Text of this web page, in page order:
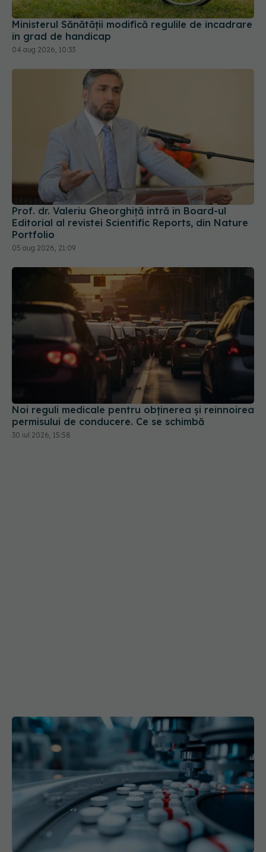
Ministerul Sănătății modifică regulile de încadrare
în grad de handicap
04 aug 2026, 10:33
Prof. dr. Valeriu Gheorghiță intră în Board-ul
Editorial al revistei Scientific Reports, din Nature
Portfolio
05 aug 2026, 21:09
Noi reguli medicale pentru obținerea și reînnoirea
permisului de conducere. Ce se schimbă
30 iul 2026, 15:58